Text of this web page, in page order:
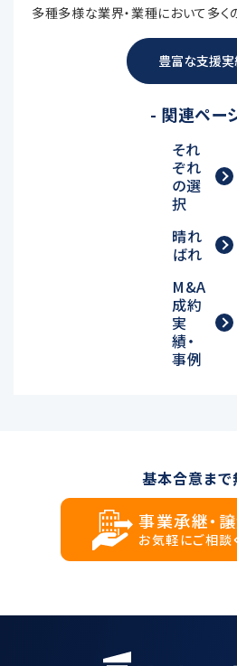
多種多様な業界・業種において多く
豊富な支援
- 関連ペー
それ
ぞれ
の選
択
晴れ
ばれ
M&A
成約
実
績・
事例
基本合意まで
事業承継・
お気軽にご相談